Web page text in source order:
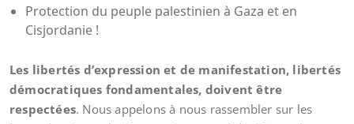
Protection du peuple palestinien à Gaza et en
Cisjordanie !
Les libertés d’expression et de manifestation, libertés
démocratiques fondamentales, doivent être
respectées. Nous appelons à nous rassembler sur les